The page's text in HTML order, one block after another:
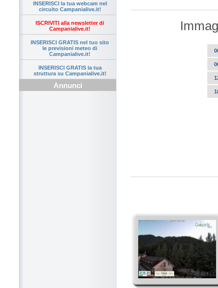
INSERISCI la tua webcam nel
circuito Campanialive.it!
ISCRIVITI alla newsletter di
Campanialive.it!
INSERISCI GRATIS nel tuo sito
le previsioni meteo di
Campanialive.it!
INSERISCI GRATIS la tua
struttura su Campanialive.it!
Annunci